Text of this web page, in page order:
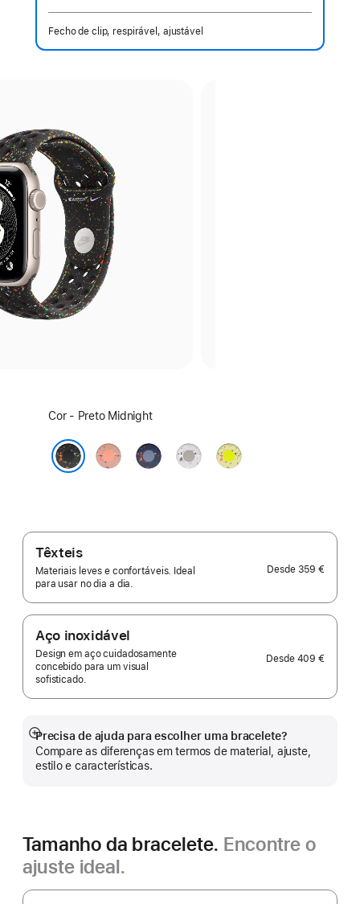
Fecho de clip, respirável, ajustável
Escolha
cor:
Cor - Preto Midnight
Rosa
Alpenglow
Blue
Ribbon
Cinzento
Veiled
Volt Splash
Têxteis
Materiais leves e confortáveis. Ideal
para usar no dia a dia.
Desde 359 €
Aço inoxidável
Design em aço cuidadosamente
concebido para um visual
sofisticado.
Desde 409 €
Precisa de ajuda para escolher uma bracelete?
Compare as diferenças em termos de material, ajuste,
estilo e características.
Veja
mais
Tamanho da bracelete. Encontre o
ajuste ideal.